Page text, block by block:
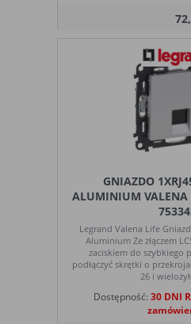
GNIAZDO
ALUMINIUM VALENA
Legrand Valena Life
Aluminium Ze złączem
zaciskiem do szybkiego
podłączyć skrętki o
26 i
Dostępność: 30 DNI